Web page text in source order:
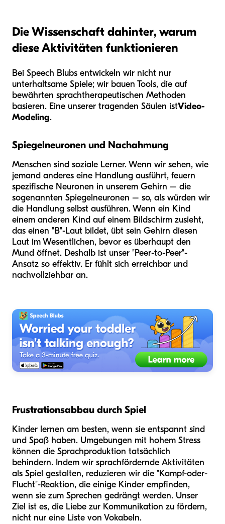
Die Wissenschaft dahinter, warum
diese Aktivitäten funktionieren
Bei Speech Blubs entwickeln wir nicht nur
unterhaltsame Spiele; wir bauen Tools, die auf
bewährten sprachtherapeutischen Methoden
basieren. Eine unserer tragenden Säulen istVideo-
Modeling.
Spiegelneuronen und Nachahmung
Menschen sind soziale Lerner. Wenn wir sehen, wie
jemand anderes eine Handlung ausführt, feuern
spezifische Neuronen in unserem Gehirn – die
sogenannten Spiegelneuronen – so, als würden wir
die Handlung selbst ausführen. Wenn ein Kind
einem anderen Kind auf einem Bildschirm zusieht,
das einen "B"-Laut bildet, übt sein Gehirn diesen
Laut im Wesentlichen, bevor es überhaupt den
Mund öffnet. Deshalb ist unser "Peer-to-Peer"-
Ansatz so effektiv. Er fühlt sich erreichbar und
nachvollziehbar an.
Frustrationsabbau durch Spiel
Kinder lernen am besten, wenn sie entspannt sind
und Spaß haben. Umgebungen mit hohem Stress
können die Sprachproduktion tatsächlich
behindern. Indem wir sprachfördernde Aktivitäten
als Spiel gestalten, reduzieren wir die "Kampf-oder-
Flucht"-Reaktion, die einige Kinder empfinden,
wenn sie zum Sprechen gedrängt werden. Unser
Ziel ist es, die Liebe zur Kommunikation zu fördern,
nicht nur eine Liste von Vokabeln.